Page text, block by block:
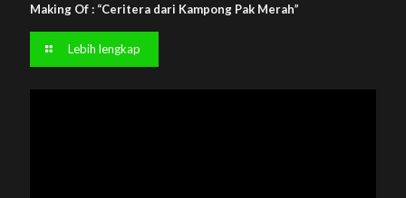
Making Of : “Ceritera dari Kampong Pak Merah”
Lebih lengkap